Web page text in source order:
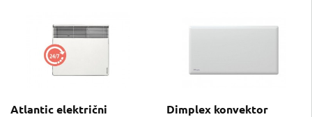
Atlantic električni
Dimplex konvektor